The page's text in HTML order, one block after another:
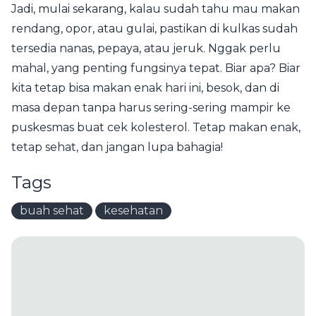
Jadi, mulai sekarang, kalau sudah tahu mau makan
rendang, opor, atau gulai, pastikan di kulkas sudah
tersedia nanas, pepaya, atau jeruk. Nggak perlu
mahal, yang penting fungsinya tepat. Biar apa? Biar
kita tetap bisa makan enak hari ini, besok, dan di
masa depan tanpa harus sering-sering mampir ke
puskesmas buat cek kolesterol. Tetap makan enak,
tetap sehat, dan jangan lupa bahagia!
Tags
buah sehat kesehatan